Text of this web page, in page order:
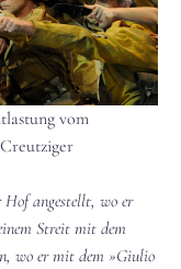
vom
Hof angestellt, wo er
Streit mit dem
wo er mit dem »Giulio